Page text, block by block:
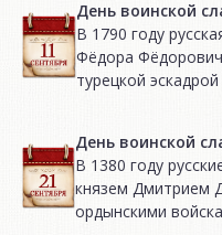
День воинской
В 1790 году
Фёдора
турецкой
День воинской
В 1380 году
князем Дмитрием
ордынскими